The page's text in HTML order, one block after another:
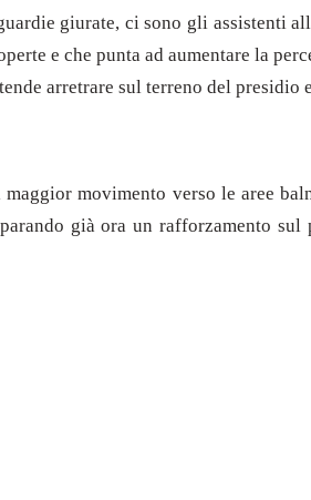
giurate, ci sono gli assistenti
e che punta ad aumentare la
arretrare sul terreno del
movimento verso le aree
già ora un rafforzamento